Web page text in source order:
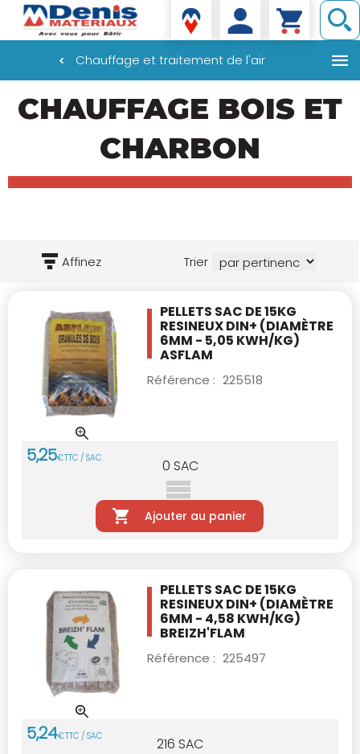
contenu
Denis matériaux
Chauffage et traitement de l'air
CHAUFFAGE BOIS ET
CHARBON
Affinez Trier
PELLETS SAC DE 15KG
RESINEUX DIN+ (DIAMÈTRE
6MM - 5,05 KWH/KG)
ASFLAM
Référence : 225518
5,25€TTC / SAC 0 SAC
Ajouter au panier
PELLETS SAC DE 15KG
RESINEUX DIN+ (DIAMÈTRE
6MM - 4,58 KWH/KG)
BREIZH'FLAM
Référence : 225497
5,24€TTC / SAC 216 SAC